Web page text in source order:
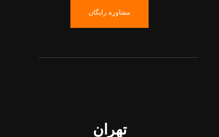
مشاوره رایگان
تهران